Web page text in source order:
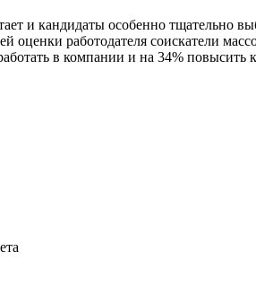
и кандидаты особенно тщательно
работодателя соискатели
в компании и на 34% повысить